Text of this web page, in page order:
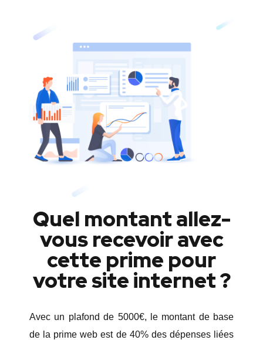
Quel montant allez-
vous recevoir avec
cette prime pour
votre site internet ?
Avec un plafond de 5000€, le montant de base
de la prime web est de 40% des dépenses liées